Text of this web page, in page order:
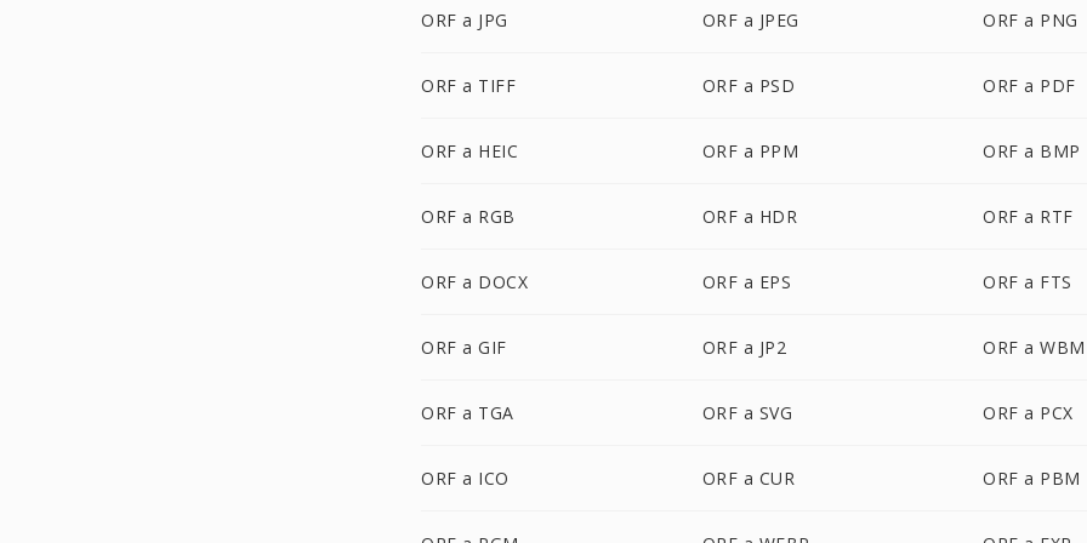
ORF a JPG ORF a JPEG ORF a PNG
ORF a TIFF ORF a PSD ORF a PDF
ORF a HEIC ORF a PPM ORF a BMP
ORF a RGB ORF a HDR ORF a RTF
ORF a DOCX ORF a EPS ORF a FTS
ORF a GIF ORF a JP2 ORF a
ORF a TGA ORF a SVG ORF a PCX
ORF a ICO ORF a CUR ORF a PBM